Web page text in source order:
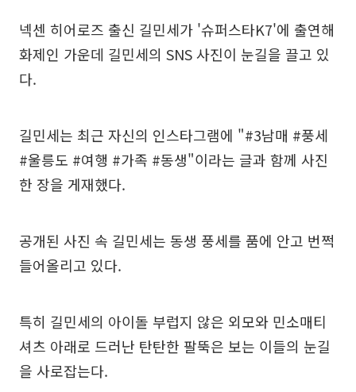
넥센 히어로즈 출신 길민세가 '슈퍼스타K7'에 출연해
화제인 가운데 길민세의 SNS 사진이 눈길을 끌고 있
다.
길민세는 최근 자신의 인스타그램에 "#3남매 #풍세
#울릉도 #여행 #가족 #동생"이라는 글과 함께 사진
한 장을 게재했다.
공개된 사진 속 길민세는 동생 풍세를 품에 안고 번쩍
들어올리고 있다.
특히 길민세의 아이돌 부럽지 않은 외모와 민소매티
셔츠 아래로 드러난 탄탄한 팔뚝은 보는 이들의 눈길
을 사로잡는다.